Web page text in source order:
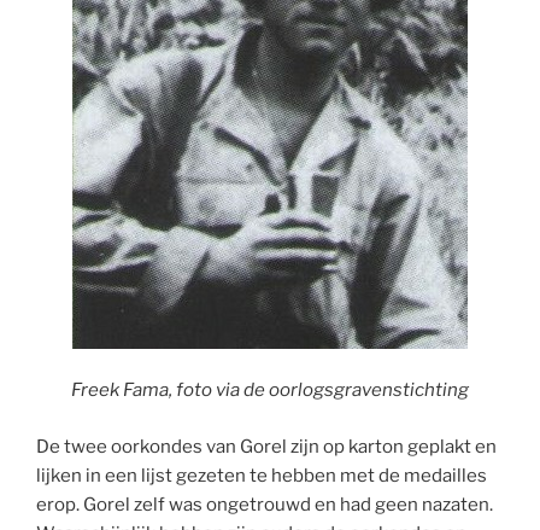
Freek Fama, foto via de oorlogsgravenstichting
De twee oorkondes van Gorel zijn op karton geplakt en
lijken in een lijst gezeten te hebben met de medailles
erop. Gorel zelf was ongetrouwd en had geen nazaten.